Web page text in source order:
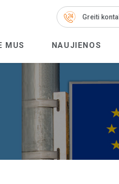
Greiti
MUS NAUJIENOS